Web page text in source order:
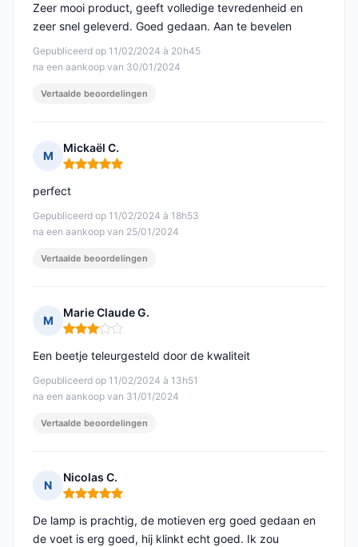
Gepubliceerd op 11/02/2024 à 20h45
na een aankoop van 30/01/2024
Zeer mooi product, geeft volledige tevredenheid en
zeer snel geleverd. Goed gedaan. Aan te bevelen
Vertaalde beoordelingen
M
Mickaël C.
Opmerking: 5 van 5
Gepubliceerd op 11/02/2024 à 18h53
na een aankoop van 25/01/2024
perfect
Vertaalde beoordelingen
M
Marie Claude G.
Opmerking: 3 van 5
Gepubliceerd op 11/02/2024 à 13h51
na een aankoop van 31/01/2024
Een beetje teleurgesteld door de kwaliteit
Vertaalde beoordelingen
N
Nicolas C.
Opmerking: 5 van 5
De lamp is prachtig, de motieven erg goed gedaan en
de voet is erg goed, hij klinkt echt goed. Ik zou